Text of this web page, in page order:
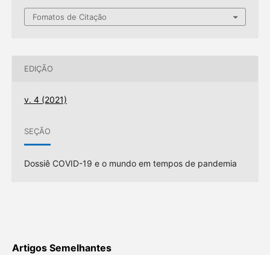
Fomatos de Citação
EDIÇÃO
v. 4 (2021)
SEÇÃO
Dossiê COVID-19 e o mundo em tempos de pandemia
Artigos Semelhantes